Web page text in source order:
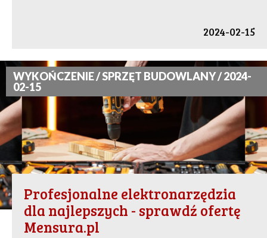
2024-02-15
WYKOŃCZENIE / SPRZĘT BUDOWLANY / 2024-
02-15
Profesjonalne elektronarzędzia
dla najlepszych - sprawdź ofertę
Mensura.pl